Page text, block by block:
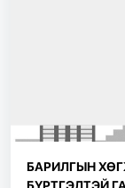
БАРИЛГЫН
БҮРТГЭЛТЭЙ